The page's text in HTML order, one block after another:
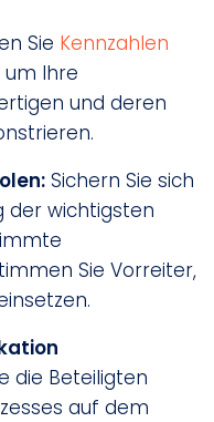
Sie Kennzahlen
um Ihre
und deren
Sichern Sie sich
der wichtigsten
Sie Vorreiter,
die Beteiligten
auf dem